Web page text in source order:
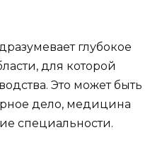
глубокое
для которой
Это может быть
дело, медицина
специальности.